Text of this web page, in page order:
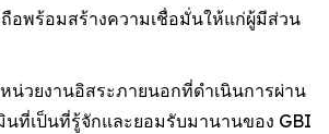
อพร้อมสร้างความเชื่อมั่นให้แก่ผู้มีส่วน
น่วยงานอิสระภายนอกที่ดำเนินการผ่าน
นที่เป็นที่รู้จักและยอมรับมานานของ GBI